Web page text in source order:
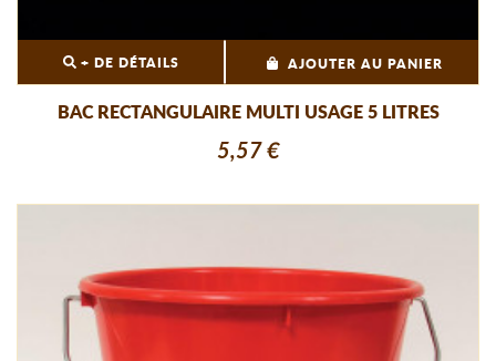
+ DE DÉTAILS AJOUTER AU PANIER
BAC RECTANGULAIRE MULTI USAGE 5 LITRES
5,57 €